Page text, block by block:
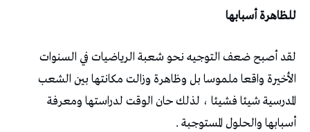
للظاهرة أسبابها
لقد أصبح ضعف التوجيه نحو شعبة الرياضيات في السنوات
الأخيرة واقعا ملموسا بل وظاهرة وزالت مكانتها بين الشعب
المدرسية شيئا فشيئا ، لذلك حان الوقت لدراستها ومعرفة
أسبابها والحلول المستوجبة .